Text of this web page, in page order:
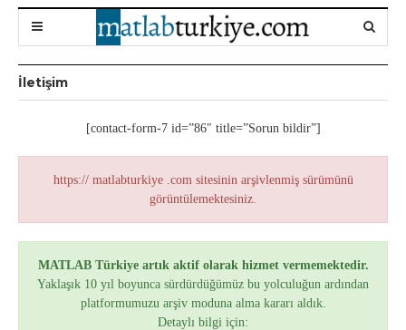
İletişim
[contact-form-7 id=”86″ title=”Sorun bildir”]
https:// matlabturkiye .com sitesinin arşivlenmiş sürümünü
görüntülemektesiniz.
MATLAB Türkiye artık aktif olarak hizmet vermemektedir.
Yaklaşık 10 yıl boyunca sürdürdüğümüz bu yolculuğun ardından
platformumuzu arşiv moduna alma kararı aldık.
Detaylı bilgi için: